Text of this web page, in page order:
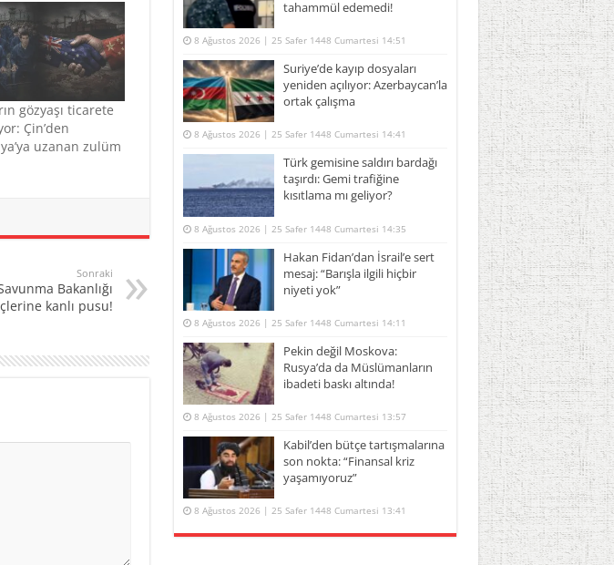
gözyaşı ticarete
Çin’den
uzanan zulüm
Sonraki
Bakanlığı
kanlı pusu!
tahammül edemedi!
8 Ağustos 2026 | 25 Safer 1448 Cumartesi 14:51
Suriye’de kayıp dosyaları
yeniden açılıyor: Azerbaycan’la
ortak çalışma
8 Ağustos 2026 | 25 Safer 1448 Cumartesi 14:41
Türk gemisine saldırı bardağı
taşırdı: Gemi trafiğine
kısıtlama mı geliyor?
8 Ağustos 2026 | 25 Safer 1448 Cumartesi 14:35
Hakan Fidan’dan İsrail’e sert
mesaj: “Barışla ilgili hiçbir
niyeti yok”
8 Ağustos 2026 | 25 Safer 1448 Cumartesi 14:11
Pekin değil Moskova:
Rusya’da da Müslümanların
ibadeti baskı altında!
8 Ağustos 2026 | 25 Safer 1448 Cumartesi 13:57
Kabil’den bütçe tartışmalarına
son nokta: “Finansal kriz
yaşamıyoruz”
8 Ağustos 2026 | 25 Safer 1448 Cumartesi 13:41